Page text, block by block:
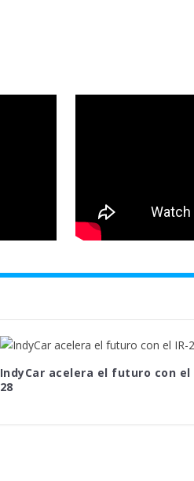
IndyCar acelera el futuro con el
28